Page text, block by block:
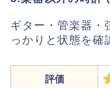
ギター・管楽器・
っかりと状態を確
評価